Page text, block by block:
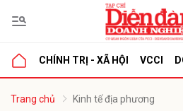
CHÍNH TRỊ - XÃ HỘI VCCI
Trang chủ Kinh tế địa phương
luận